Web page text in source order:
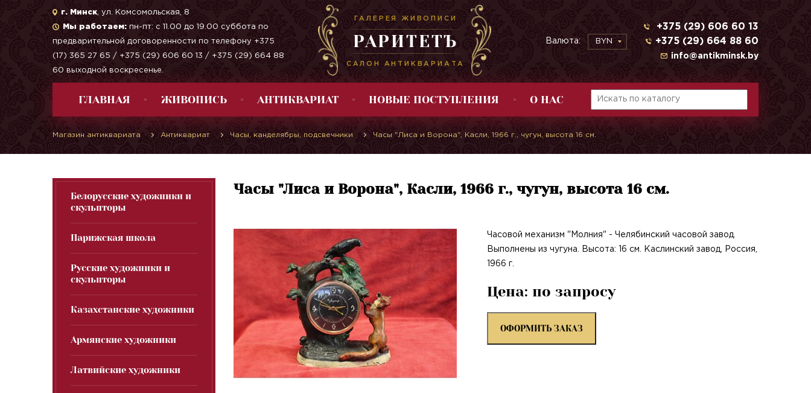
ГАЛЕРЕЯ ЖИВОПИСИ
РАРИТЕТЪ
САЛОН АНТИКВАРИАТА
г. Минск , ул. Комсомольская, 8
Мы работаем: пн-пт: с 11.00 до 19.00 суббота по
предварительной договоренности по телефону +375
(17) 365 27 65 / +375 (29) 606 60 13 / +375 (29) 664 88
60 выходной воскресенье.
Валюта: BYN
+375 (29) 606 60 13
+375 (29) 664 88 60
info@antikminsk.by
ГЛАВНАЯ ЖИВОПИСЬ АНТИКВАРИАТ НОВЫЕ ПОСТУПЛЕНИЯ О НАС
Магазин антиквариата Антиквариат Часы, канделябры, подсвечники Часы "Лиса и Ворона", Касли, 1966 г., чугун, высота 16 см.
Белорусские художники и
скульпторы
Парижская школа
Русские художники и
скульпторы
Казахстанские художники
Армянские художники
Латвийские художники
Часы "Лиса и Ворона", Касли, 1966 г., чугун, высота 16 см.
Часовой механизм "Молния" - Челябинский часовой завод.
Выполнены из чугуна. Высота: 16 см. Каслинский завод, Россия,
1966 г.
Цена: по запросу
ОФОРМИТЬ ЗАКАЗ